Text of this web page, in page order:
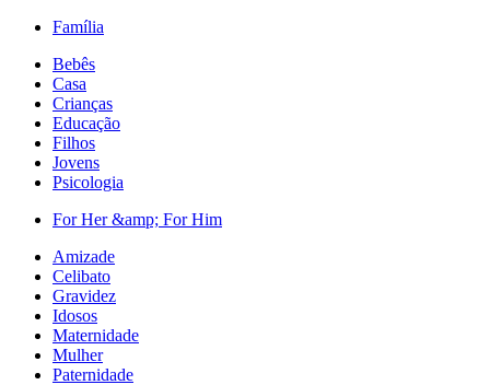
Família
Bebês
Casa
Crianças
Educação
Filhos
Jovens
Psicologia
For Her &amp; For Him
Amizade
Celibato
Gravidez
Idosos
Maternidade
Mulher
Paternidade